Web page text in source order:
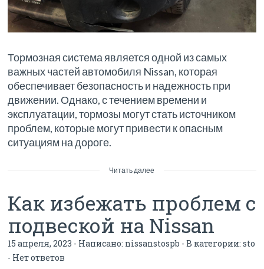
Тормозная система является одной из самых
важных частей автомобиля Nissan, которая
обеспечивает безопасность и надежность при
движении. Однако, с течением времени и
эксплуатации, тормозы могут стать источником
проблем, которые могут привести к опасным
ситуациям на дороге.
Читать далее
Как избежать проблем с
подвеской на Nissan
15 апреля, 2023 - Написано: nissanstospb - В категории:sto
- Нет ответов